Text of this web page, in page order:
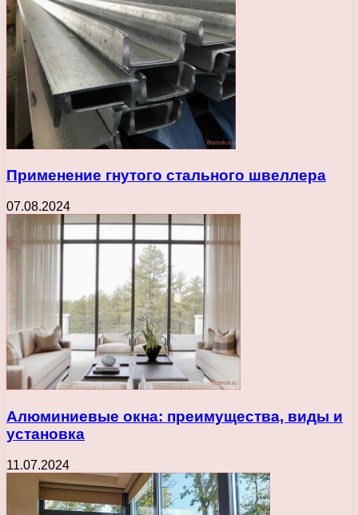
Применение гнутого стального швеллера
07.08.2024
Алюминиевые окна: преимущества, виды и
установка
11.07.2024